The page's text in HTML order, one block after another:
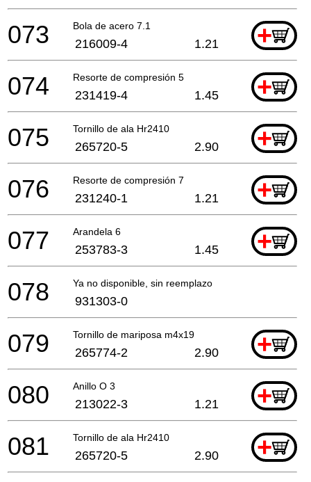
Bola de acero 7.1 +
073 216009-4 1.21
Resorte de compresión 5 +
074 231419-4 1.45
Tornillo de ala Hr2410 +
075 265720-5 2.90
Resorte de compresión 7 +
076 231240-1 1.21
Arandela 6 +
077 253783-3 1.45
Ya no disponible, sin reemplazo
078 931303-0
Tornillo de mariposa m4x19 +
079 265774-2 2.90
Anillo O 3 +
080 213022-3 1.21
Tornillo de ala Hr2410 +
081 265720-5 2.90